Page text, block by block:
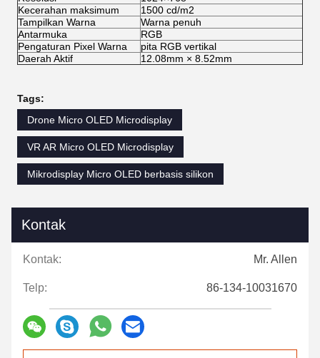
Kecerahan maksimum
1500 cd/m2
Tampilkan Warna
Warna penuh
Antarmuka
RGB
Pengaturan Pixel Warna
pita RGB vertikal
Daerah Aktif
12.08mm × 8.52mm
Tags:
Drone Micro OLED Microdisplay
VR AR Micro OLED Microdisplay
Mikrodisplay Micro OLED berbasis silikon
Kontak
Kontak: Mr. Allen
Telp: 86-134-10031670